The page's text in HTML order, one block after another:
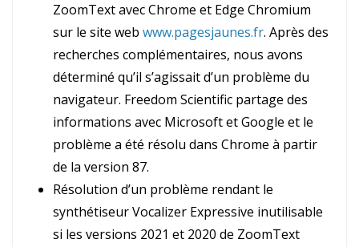
ZoomText avec Chrome et Edge Chromium
sur le site web www.pagesjaunes.fr. Après des
recherches complémentaires, nous avons
déterminé qu’il s’agissait d’un problème du
navigateur. Freedom Scientific partage des
informations avec Microsoft et Google et le
problème a été résolu dans Chrome à partir
de la version 87.
Résolution d’un problème rendant le
synthétiseur Vocalizer Expressive inutilisable
si les versions 2021 et 2020 de ZoomText